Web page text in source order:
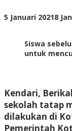
5 Januari 20218
Siswa
untuk
Kendari,
sekolah tatap
dilakukan di
Pemerintah